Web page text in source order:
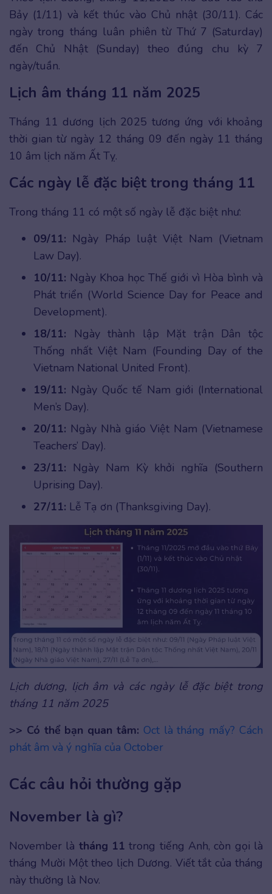
Bảy (1/11) và kết thúc vào Chủ nhật (30/11). Các
ngày trong tháng luân phiên từ Thứ 7 (Saturday)
đến Chủ Nhật (Sunday) theo đúng chu kỳ 7
ngày/tuần.
Lịch âm tháng 11 năm 2025
Tháng 11 dương lịch 2025 tương ứng với khoảng
thời gian từ ngày 12 tháng 09 đến ngày 11 tháng
10 âm lịch năm Ất Tỵ.
Các ngày lễ đặc biệt trong tháng 11
Trong tháng 11 có một số ngày lễ đặc biệt như:
09/11: Ngày Pháp luật Việt Nam (Vietnam
Law Day).
10/11: Ngày Khoa học Thế giới vì Hòa bình và
Phát triển (World Science Day for Peace and
Development).
18/11: Ngày thành lập Mặt trận Dân tộc
Thống nhất Việt Nam (Founding Day of the
Vietnam National United Front).
19/11: Ngày Quốc tế Nam giới (International
Men’s Day).
20/11: Ngày Nhà giáo Việt Nam (Vietnamese
Teachers’ Day).
23/11: Ngày Nam Kỳ khởi nghĩa (Southern
Uprising Day).
27/11: Lễ Tạ ơn (Thanksgiving Day).
Lịch dương, lịch âm và các ngày lễ đặc biệt trong
tháng 11 năm 2025
>> Có thể bạn quan tâm: Oct là tháng mấy? Cách
phát âm và ý nghĩa của October
Các câu hỏi thường gặp
November là gì?
November là tháng 11 trong tiếng Anh, còn gọi là
tháng Mười Một theo lịch Dương. Viết tắt của tháng
này thường là Nov.